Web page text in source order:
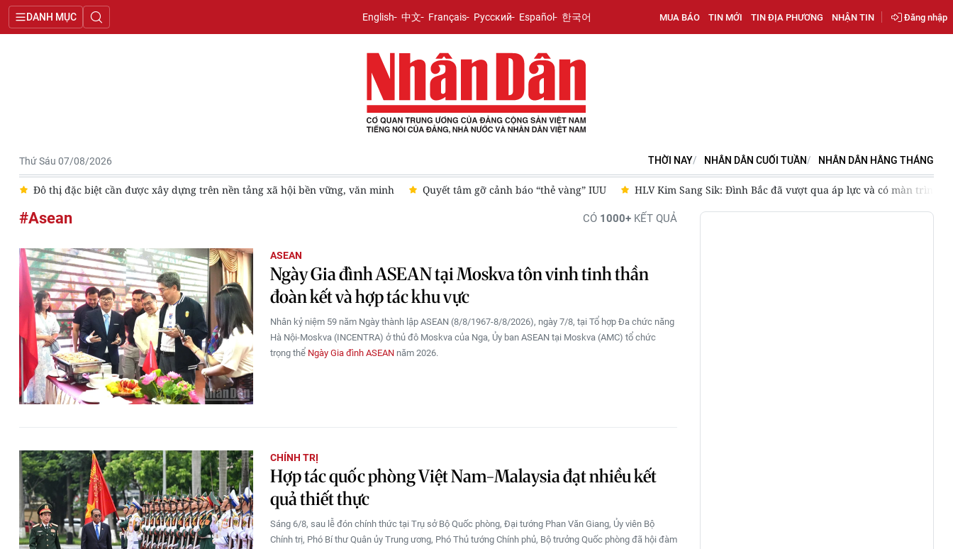
DANH MỤC English 中文 Français Русский Español 한국어 MUA BÁO TIN MỚI TIN ĐỊA PHƯƠNG NHẬN TIN Đăng nhập
Thứ Sáu 07/08/2026 THỜI NAY NHÂN DÂN CUỐI TUẦN NHÂN DÂN HẰNG THÁNG
Đô thị đặc biệt cần được xây dựng trên nền tảng xã hội bền vững, văn minh Quyết tâm gỡ cảnh báo “thẻ vàng” IUU HLV Kim Sang Sik: Đình Bắc đã vượt qua áp lực và có màn trình
#Asean CÓ 1000+ KẾT QUẢ
ASEAN
Ngày Gia đình ASEAN tại Moskva tôn vinh tinh thần
đoàn kết và hợp tác khu vực
Nhân kỷ niệm 59 năm Ngày thành lập ASEAN (8/8/1967-8/8/2026), ngày 7/8, tại Tổ hợp Đa chức năng
Hà Nội-Moskva (INCENTRA) ở thủ đô Moskva của Nga, Ủy ban ASEAN tại Moskva (AMC) tổ chức
trọng thể Ngày Gia đình ASEAN năm 2026.
CHÍNH TRỊ
Hợp tác quốc phòng Việt Nam-Malaysia đạt nhiều kết
quả thiết thực
Sáng 6/8, sau lễ đón chính thức tại Trụ sở Bộ Quốc phòng, Đại tướng Phan Văn Giang, Ủy viên Bộ
Chính trị, Phó Bí thư Quân ủy Trung ương, Phó Thủ tướng Chính phủ, Bộ trưởng Quốc phòng đã hội đàm